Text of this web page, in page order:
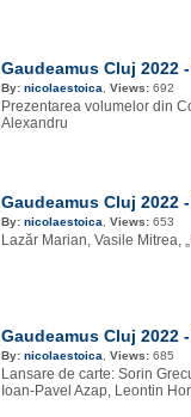
Gaudeamus Cluj 2022
By: nicolaestoica Views: 692
Prezentarea volumelor din
Alexandru
Gaudeamus Cluj 2022
By: nicolaestoica Views: 653
Lazăr Marian, Vasile Mitrea,
Gaudeamus Cluj 2022
By: nicolaestoica Views: 685
Lansare de carte: Sorin
Ioan-Pavel Azap, Leontin